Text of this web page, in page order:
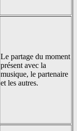
Le partage du moment
présent avec la
musique, le partenaire
et les autres.